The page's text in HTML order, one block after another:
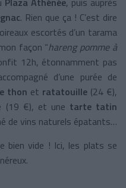
. Rien que ça ! C’est dire
escortés d’un tarama
façon “hareng pomme à
12h, étonnamment pas
d’une purée de
thon et ratatouille (24 €),
(19 €), et une tarte tatin
de vins naturels épatants…
bien vide ! Ici, les plats se